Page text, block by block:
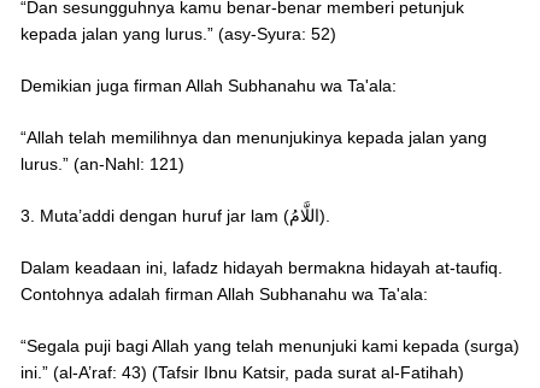
“Dan sesungguhnya kamu benar-benar memberi petunjuk
kepada jalan yang lurus.” (asy-Syura: 52)
Demikian juga firman Allah Subhanahu wa Ta'ala:
“Allah telah memilihnya dan menunjukinya kepada jalan yang
lurus.” (an-Nahl: 121)
3. Muta’addi dengan huruf jar lam (اللَّامُ).
Dalam keadaan ini, lafadz hidayah bermakna hidayah at-taufiq.
Contohnya adalah firman Allah Subhanahu wa Ta'ala:
“Segala puji bagi Allah yang telah menunjuki kami kepada (surga)
ini.” (al-A’raf: 43) (Tafsir Ibnu Katsir, pada surat al-Fatihah)